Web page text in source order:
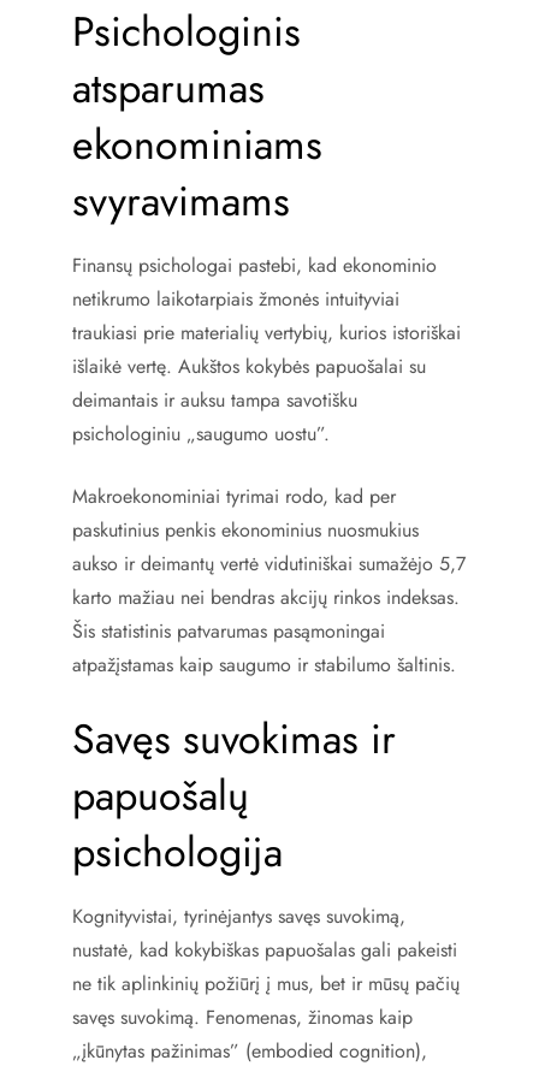
Psichologinis
atsparumas
ekonominiams
svyravimams
Finansų psichologai pastebi, kad ekonominio
netikrumo laikotarpiais žmonės intuityviai
traukiasi prie materialių vertybių, kurios istoriškai
išlaikė vertę. Aukštos kokybės papuošalai su
deimantais ir auksu tampa savotišku
psichologiniu „saugumo uostu”.
Makroekonominiai tyrimai rodo, kad per
paskutinius penkis ekonominius nuosmukius
aukso ir deimantų vertė vidutiniškai sumažėjo 5,7
karto mažiau nei bendras akcijų rinkos indeksas.
Šis statistinis patvarumas pasąmoningai
atpažįstamas kaip saugumo ir stabilumo šaltinis.
Savęs suvokimas ir
papuošalų
psichologija
Kognityvistai, tyrinėjantys savęs suvokimą,
nustatė, kad kokybiškas papuošalas gali pakeisti
ne tik aplinkinių požiūrį į mus, bet ir mūsų pačių
savęs suvokimą. Fenomenas, žinomas kaip
„įkūnytas pažinimas” (embodied cognition),